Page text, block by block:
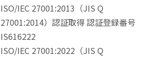
ISO/IEC 27001:2013（JIS Q
27001:2014）認証取得 認証登録番号
IS616222
ISO/IEC 27001:2022（JIS Q